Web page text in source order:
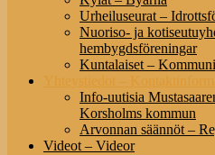
Urheiluseurat –
Nuoriso- ja
hembygdsföreningar
Kuntalaiset –
Yhteystiedot –
Info-uutisia
Korsholms kommun
Arvonnan säännöt –
Videot – Videor